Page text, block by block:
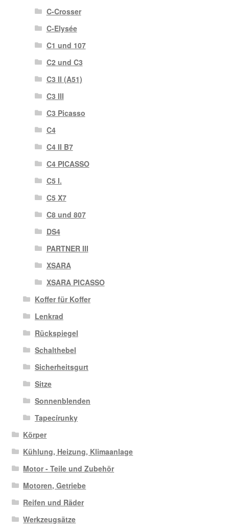
C-Crosser
C-Elysée
C1 und 107
C2 und C3
C3 II (A51)
C3 III
C3 Picasso
C4
C4 II B7
C4 PICASSO
C5 I.
C5 X7
C8 und 807
DS4
PARTNER III
XSARA
XSARA PICASSO
Koffer für Koffer
Lenkrad
Rückspiegel
Schalthebel
Sicherheitsgurt
Sitze
Sonnenblenden
Tapecírunky
Körper
Kühlung, Heizung, Klimaanlage
Motor - Teile und Zubehör
Motoren, Getriebe
Reifen und Räder
Werkzeugsätze